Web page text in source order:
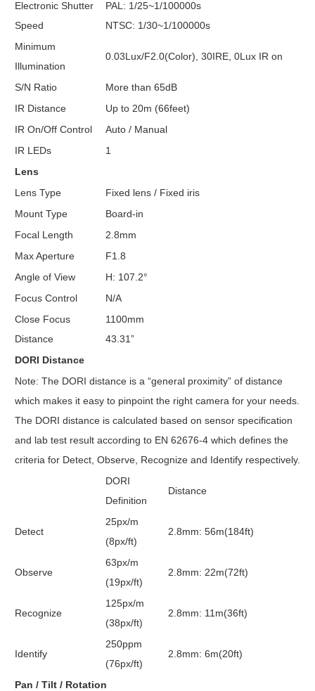
Electronic Shutter
Speed
PAL: 1/25~1/100000s
NTSC: 1/30~1/100000s
Minimum
Illumination
0.03Lux/F2.0(Color), 30IRE, 0Lux IR on
S/N Ratio
More than 65dB
IR Distance
Up to 20m (66feet)
IR On/Off Control
Auto / Manual
IR LEDs
1
Lens
Lens Type
Fixed lens / Fixed iris
Mount Type
Board-in
Focal Length
2.8mm
Max Aperture
F1.8
Angle of View
H: 107.2°
Focus Control
N/A
Close Focus
Distance
1100mm
43.31”
DORI Distance
Note: The DORI distance is a “general proximity” of distance
which makes it easy to pinpoint the right camera for your needs.
The DORI distance is calculated based on sensor specification
and lab test result according to EN 62676-4 which defines the
criteria for Detect, Observe, Recognize and Identify respectively.
DORI
Definition
Distance
Detect
25px/m
(8px/ft)
2.8mm: 56m(184ft)
Observe
63px/m
(19px/ft)
2.8mm: 22m(72ft)
Recognize
125px/m
(38px/ft)
2.8mm: 11m(36ft)
Identify
250ppm
(76px/ft)
2.8mm: 6m(20ft)
Pan / Tilt / Rotation